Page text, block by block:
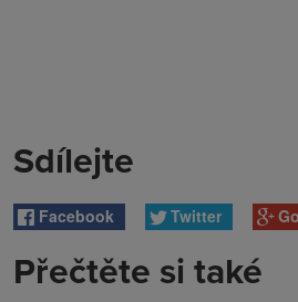
Sdílejte
Facebook Twitter
Přečtěte si také